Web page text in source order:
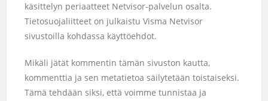
käsittelyn periaatteet Netvisor-palvelun osalta.
Tietosuojaliitteet on julkaistu Visma Netvisor
sivustoilla kohdassa käyttöehdot.
Mikäli jätät kommentin tämän sivuston kautta,
kommenttia ja sen metatietoa säilytetään toistaiseksi.
Tämä tehdään siksi, että voimme tunnistaa ja